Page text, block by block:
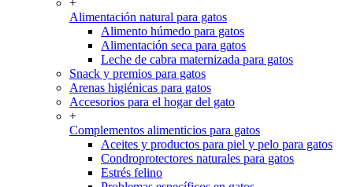
+
Alimentación natural para gatos
Alimento húmedo para gatos
Alimentación seca para gatos
Leche de cabra maternizada para gatos
Snack y premios para gatos
Arenas higiénicas para gatos
Accesorios para el hogar del gato
+
Complementos alimenticios para gatos
Aceites y productos para piel y pelo para gatos
Condroprotectores naturales para gatos
Estrés felino